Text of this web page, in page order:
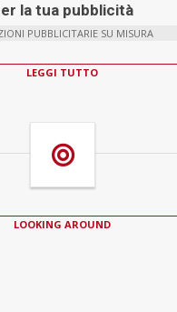
la tua pubblicità
PUBBLICITARIE SU MISURA
LEGGI TUTTO
LOOKING AROUND